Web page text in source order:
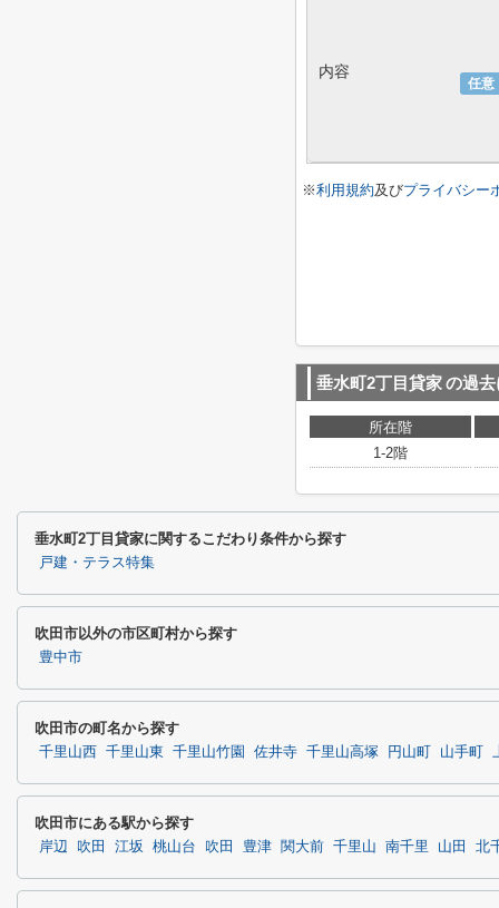
任意
内容
※利用規約及びプライバシー
垂水町2丁目貸家の過
所在階
1-2階
垂水町2丁目貸家に関するこだわり条件から探す
戸建・テラス特集
吹田市以外の市区町村から探す
豊中市
吹田市の町名から探す
千里山西 千里山東 千里山竹園 佐井寺 千里山高塚 円山町 山手町
吹田市にある駅から探す
岸辺 吹田 江坂 桃山台 吹田 豊津 関大前 千里山 南千里 山田 北